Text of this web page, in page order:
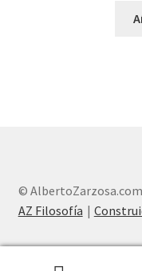
©
AZ Filosofía